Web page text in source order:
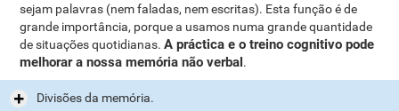
sejam palavras (nem faladas, nem escritas). Esta função é de
grande importância, porque a usamos numa grande quantidade
de situações quotidianas.A práctica e o treino cognitivo pode
melhorar a nossa memória não verbal.
Divisões da memória.